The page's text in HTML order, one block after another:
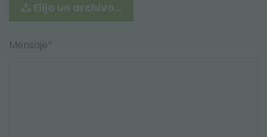
Elija un archivo…
Mensaje*